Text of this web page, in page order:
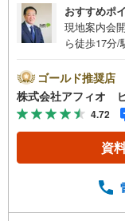
おすすめポ
現地案内会
ら徒歩17分
■食洗機付き
めて置ける
きでお部屋
様の笑顔の
フィオに
探しの、
軽にお問合
ゴールド推奨店
株式会社アフィオ
4.72
資